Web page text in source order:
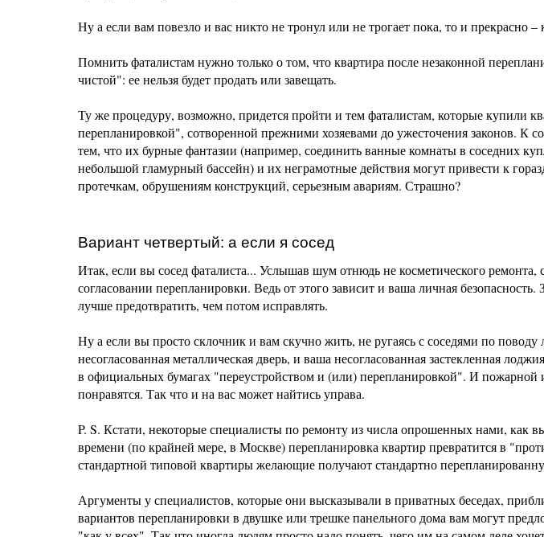
Ну а если вам повезло и вас никто не тронул или не трогает пока, то и прекрасно
Помнить фаталистам нужно только о том, что квартира после незаконной
чистой": ее нельзя будет продать или завещать.
Ту же процедуру, возможно, придется пройти и тем фаталистам, которые купили
перепланировкой", сотворенной прежними хозяевами до ужесточения законов. К
тем, что их бурные фантазии (например, соединить ванные комнаты в соседних
небольшой гламурный бассейн) и их неграмотные действия могут привести к
протечкам, обрушениям конструкций, серьезным авариям. Страшно?
Вариант четвертый: а если я сосед
Итак, если вы сосед фаталиста... Услышав шум отнюдь не косметического ремонта,
согласовании перепланировки. Ведь от этого зависит и ваша личная
лучше предотвратить, чем потом исправлять.
Ну а если вы просто склочник и вам скучно жить, не ругаясь с соседями по
несогласованная металлическая дверь, и ваша несогласованная застекленная
в официальных бумагах "переустройством и (или) перепланировкой". И пожарной
понравятся. Так что и на вас может найтись управа.
P. S. Кстати, некоторые специалисты по ремонту из числа опрошенных нами, как
времени (по крайней мере, в Москве) перепланировка квартир превратится в
стандартной типовой квартиры желающие получают стандартно
Аргументы у специалистов, которые они высказывали в приватных беседах,
вариантов перепланировки в двушке или трешке панельного дома вам могут